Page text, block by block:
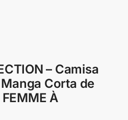
– Camisa
Corta de
À